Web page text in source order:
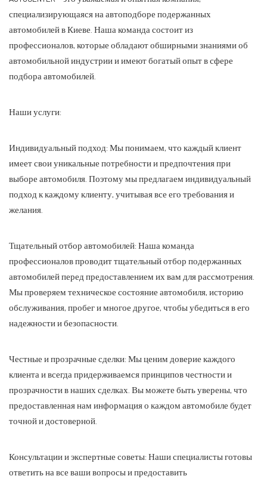
специализирующаяся на автоподборе подержанных
автомобилей в Киеве. Наша команда состоит из
профессионалов, которые обладают обширными знаниями об
автомобильной индустрии и имеют богатый опыт в сфере
подбора автомобилей.
Наши услуги:
Индивидуальный подход: Мы понимаем, что каждый клиент
имеет свои уникальные потребности и предпочтения при
выборе автомобиля. Поэтому мы предлагаем индивидуальный
подход к каждому клиенту, учитывая все его требования и
желания.
Тщательный отбор автомобилей: Наша команда
профессионалов проводит тщательный отбор подержанных
автомобилей перед предоставлением их вам для рассмотрения.
Мы проверяем техническое состояние автомобиля, историю
обслуживания, пробег и многое другое, чтобы убедиться в его
надежности и безопасности.
Честные и прозрачные сделки: Мы ценим доверие каждого
клиента и всегда придерживаемся принципов честности и
прозрачности в наших сделках. Вы можете быть уверены, что
предоставленная нам информация о каждом автомобиле будет
точной и достоверной.
Консультации и экспертные советы: Наши специалисты готовы
ответить на все ваши вопросы и предоставить